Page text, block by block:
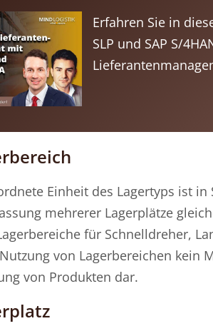
Erfahren Sie in
SLP und SAP S/
Einheit des Lagertyps ist
mehrerer Lagerplätze
für Schnelldreher,
von Lagerbereichen kein
von Produkten dar.